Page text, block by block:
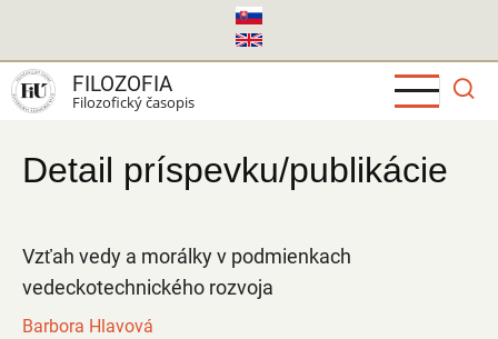
hlavný
obsah
FILOZOFIA
Filozofický časopis
Detail príspevku/publikácie
Vzťah vedy a morálky v podmienkach
vedeckotechnického rozvoja
Barbora Hlavová